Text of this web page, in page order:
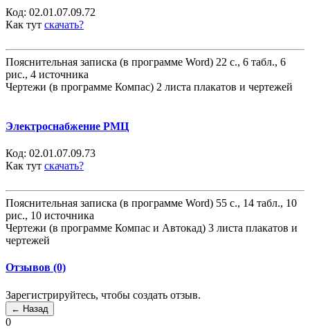
Код: 02.01.07.09.72
Как тут скачать?
Пояснительная записка (в программе Word) 22 с., 6 табл., 6
рис., 4 источника
Чертежи (в программе Компас) 2 листа плакатов и чертежей
Электроснабжение РМЦ
Код: 02.01.07.09.73
Как тут скачать?
Пояснительная записка (в программе Word) 55 с., 14 табл., 10
рис., 10 источника
Чертежи (в программе Компас и Автокад) 3 листа плакатов и
чертежей
Отзывов (0)
Зарегистрируйтесь, чтобы создать отзыв.
0